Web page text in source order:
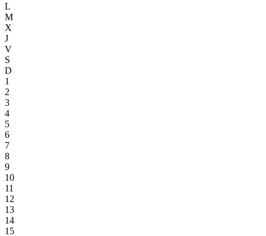
L
M
X
J
V
S
D
1
2
3
4
5
6
7
8
9
10
11
12
13
14
15